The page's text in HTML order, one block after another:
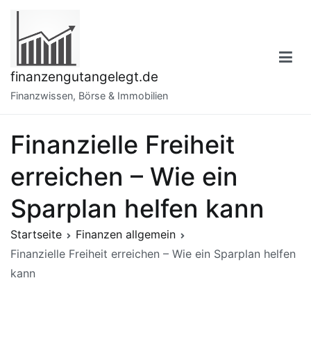
springen
finanzengutangelegt.de
Finanzwissen, Börse & Immobilien
Finanzielle Freiheit
erreichen – Wie ein
Sparplan helfen kann
Startseite
Finanzen allgemein
Finanzielle Freiheit erreichen – Wie ein Sparplan helfen
kann